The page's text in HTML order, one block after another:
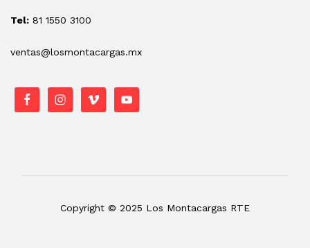
Tel: 81 1550 3100
ventas@losmontacargas.mx
Copyright © 2025 Los Montacargas RTE